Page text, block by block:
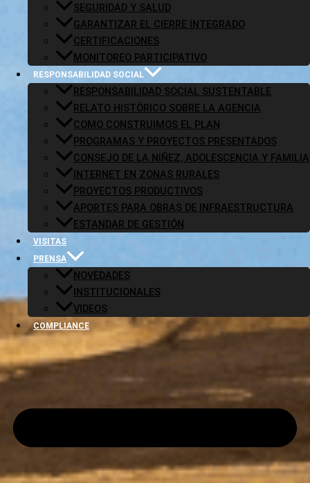
SEGURIDAD Y SALUD
GARANTIZAR EL CIERRE INTEGRADO
CERTIFICACIONES
MONITOREO PARTICIPATIVO
RESPONSABILIDAD SOCIAL
RESPONSABILIDAD SOCIAL SUSTENTABLE
RELATO HISTÓRICO SOBRE LA AGENCIA
COMO CONSTRUIMOS EL PLAN
PROGRAMAS Y PROYECTOS PRESENTADOS
CONSEJO DE LA NIÑEZ, ADOLESCENCIA Y FAMILIA
INTERNET EN ZONAS RURALES
PROYECTOS PRODUCTIVOS
APORTES PARA OBRAS DE INFRAESTRUCTURA
ESTANDAR DE GESTIÓN
VISITAS
PRENSA
NOVEDADES
INSTITUCIONALES
VIDEOS
COMPLIANCE
Código de Conducta Para Proveedores